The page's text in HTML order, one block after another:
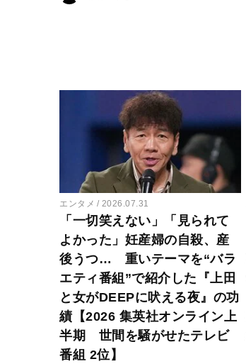
エンタメ 2026.07.31
「一切笑えない」「見られて
よかった」妊産婦の自殺、産
後うつ… 重いテーマを“バラ
エティ番組”で紹介した『上田
と女がDEEPに吠える夜』の功
績【2026 集英社オンライン上
半期 世間を騒がせたテレビ
番組 2位】